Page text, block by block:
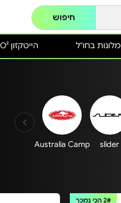
חיפוש
הייטקזון PRO² מלונות בחו"ל
slider
Australia Camp
2#הכי נמכר